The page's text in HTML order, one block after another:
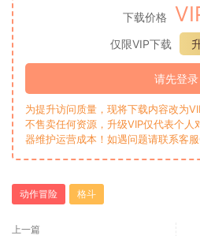
下载价格
仅限VIP下载
请先登录
为提升访问质量，现将下载内容改为
不售卖任何资源，升级VIP仅代表个人
器维护运营成本！如遇问题请联系客
动作冒险 格斗
上一篇